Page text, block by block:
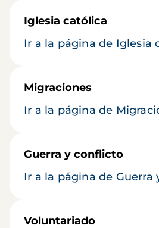
Iglesia católica
Ir a la página de Iglesia
Migraciones
Ir a la página de
Guerra y conflicto
Ir a la página de Guerra
Voluntariado